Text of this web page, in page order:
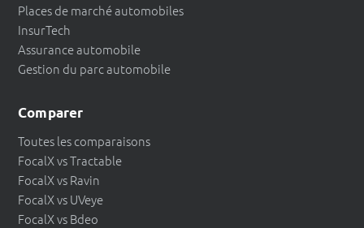
Places de marché automobiles
InsurTech
Assurance automobile
Gestion du parc automobile
Comparer
Toutes les comparaisons
FocalX vs Tractable
FocalX vs Ravin
FocalX vs UVeye
FocalX vs Bdeo